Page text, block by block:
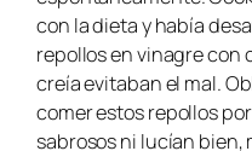
con la dieta y había
repollos en vinagre con
creía evitaban el mal.
comer estos repollos
sabrosos ni lucían